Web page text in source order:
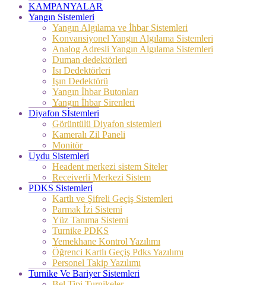
KAMPANYALAR
Yangın Sistemleri
Yangın Algılama ve İhbar Sistemleri
Konvansiyonel Yangın Algılama Sistemleri
Analog Adresli Yangın Algılama Sistemleri
Duman dedektörleri
Isı Dedektörleri
Işın Dedektörü
Yangın İhbar Butonları
Yangın İhbar Sirenleri
Diyafon Sİstemleri
Görüntülü Diyafon sistemleri
Kameralı Zil Paneli
Monitör
Uydu Sistemleri
Headent merkezi sistem Siteler
Receiverli Merkezi Sistem
PDKS Sistemleri
Kartlı ve Şifreli Geçiş Sistemleri
Parmak İzi Sistemi
Yüz Tanıma Sistemi
Turnike PDKS
Yemekhane Kontrol Yazılımı
Öğrenci Kartlı Geçiş Pdks Yazılımı
Personel Takip Yazılımı
Turnike Ve Bariyer Sistemleri